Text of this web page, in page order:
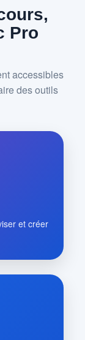
Pro
accessibles
des outils
et créer